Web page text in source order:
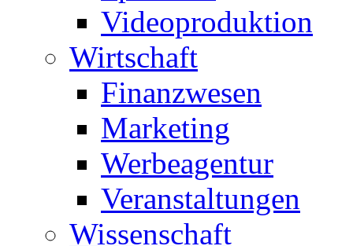
Videoproduktion
Wirtschaft
Finanzwesen
Marketing
Werbeagentur
Veranstaltungen
Wissenschaft